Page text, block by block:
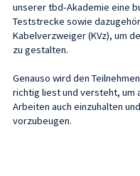
unserer tbd-Akademie eine
Teststrecke sowie
Kabelverzweiger (KVz), um
zu gestalten.
Genauso wird den
richtig liest und versteht, um
Arbeiten auch einzuhalten
vorzubeugen.